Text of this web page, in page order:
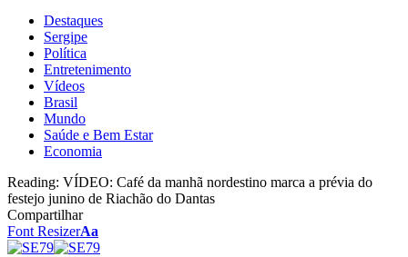
Destaques
Sergipe
Política
Entretenimento
Vídeos
Brasil
Mundo
Saúde e Bem Estar
Economia
Reading: VÍDEO: Café da manhã nordestino marca a prévia do
festejo junino de Riachão do Dantas
Compartilhar
Font ResizerAa